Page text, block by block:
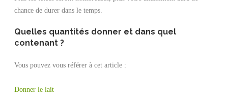
chance de durer dans le temps.
Quelles quantités donner et dans quel
contenant ?
Vous pouvez vous référer à cet article :
Donner le lait